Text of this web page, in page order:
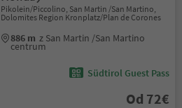
Pikolein/Piccolino, San Martin /San Martino,
Dolomites Region Kronplatz/Plan de Corones
886 m z San Martin /San Martino
centrum
Südtirol Guest Pass
Od 72€